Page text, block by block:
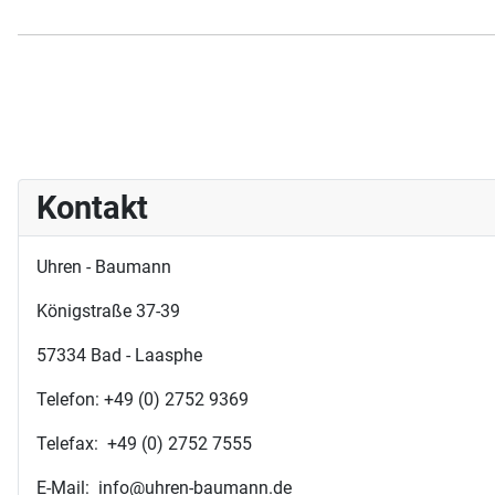
Kontakt
Uhren - Baumann
Königstraße 37-39
57334 Bad - Laasphe
Telefon: +49 (0) 2752 9369
Telefax: +49 (0) 2752 7555
E-Mail: info@uhren-baumann.de